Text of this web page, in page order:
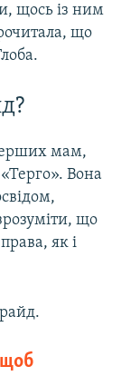
щось із ним
що
мам,
Вона
що
як і